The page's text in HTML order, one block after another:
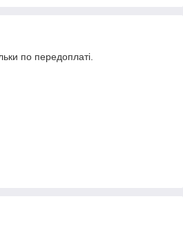
по передоплаті.